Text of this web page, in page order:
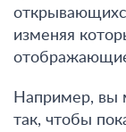
изменяя
Например, вы
так, чтобы